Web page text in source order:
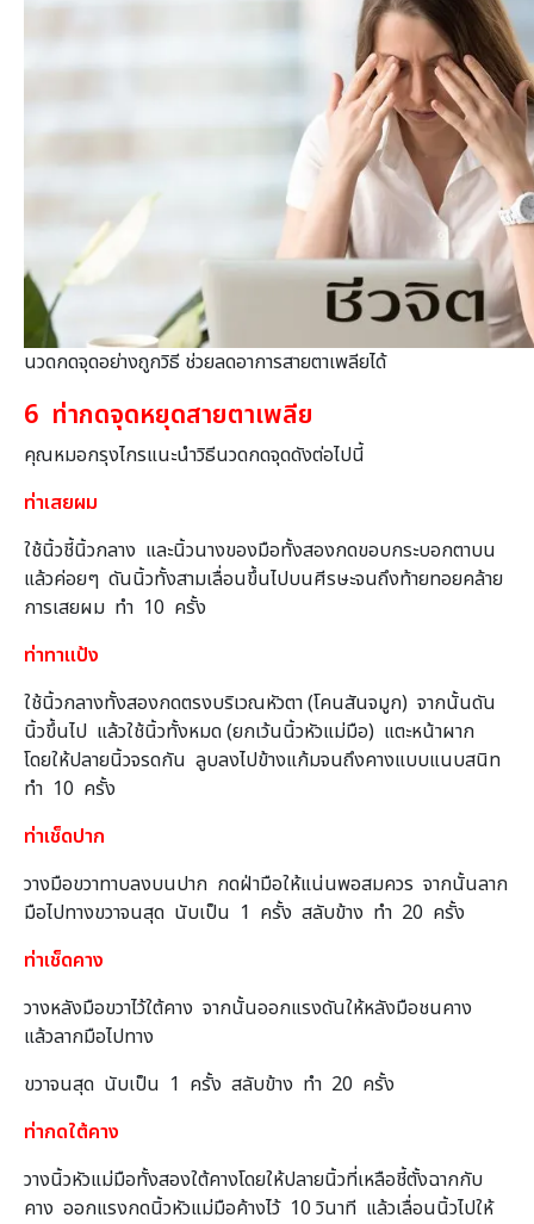
นวดกดจุดอย่างถูกวิธี ช่วยลดอาการสายตาเพลียได้
6 ท่ากดจุดหยุดสายตาเพลีย
คุณหมอกรุงไกรแนะนำวิธีนวดกดจุดดังต่อไปนี้
ท่าเสยผม
ใช้นิ้วชี้นิ้วกลาง และนิ้วนางของมือทั้งสองกดขอบกระบอกตาบน
แล้วค่อยๆ ดันนิ้วทั้งสามเลื่อนขึ้นไปบนศีรษะจนถึงท้ายทอยคล้าย
การเสยผม ทำ 10 ครั้ง
ท่าทาแป้ง
ใช้นิ้วกลางทั้งสองกดตรงบริเวณหัวตา (โคนสันจมูก) จากนั้นดัน
นิ้วขึ้นไป แล้วใช้นิ้วทั้งหมด (ยกเว้นนิ้วหัวแม่มือ) แตะหน้าผาก
โดยให้ปลายนิ้วจรดกัน ลูบลงไปข้างแก้มจนถึงคางแบบแนบสนิท
ทำ 10 ครั้ง
ท่าเช็ดปาก
วางมือขวาทาบลงบนปาก กดฝ่ามือให้แน่นพอสมควร จากนั้นลาก
มือไปทางขวาจนสุด นับเป็น 1 ครั้ง สลับข้าง ทำ 20 ครั้ง
ท่าเช็ดคาง
วางหลังมือขวาไว้ใต้คาง จากนั้นออกแรงดันให้หลังมือชนคาง
แล้วลากมือไปทาง
ขวาจนสุด นับเป็น 1 ครั้ง สลับข้าง ทำ 20 ครั้ง
ท่ากดใต้คาง
วางนิ้วหัวแม่มือทั้งสองใต้คางโดยให้ปลายนิ้วที่เหลือชี้ตั้งฉากกับ
คาง ออกแรงกดนิ้วหัวแม่มือค้างไว้ 10 วินาที แล้วเลื่อนนิ้วไปให้